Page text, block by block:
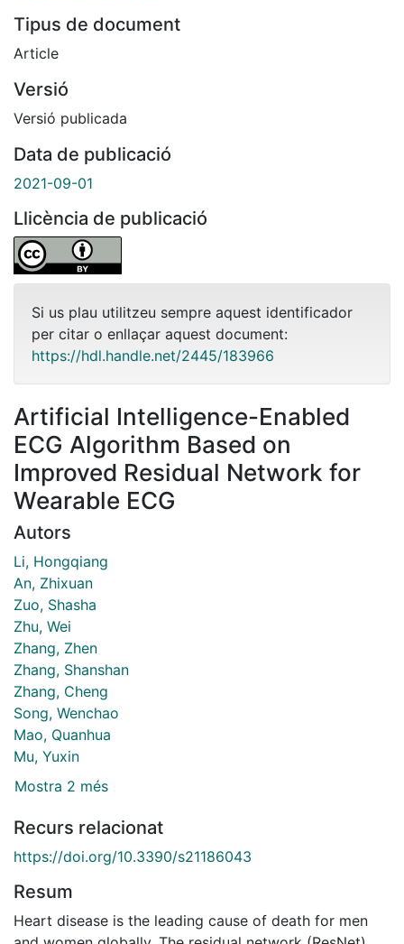
Tipus de document
Article
Versió
Versió publicada
Data de publicació
2021-09-01
Llicència de publicació
Si us plau utilitzeu sempre aquest identificador
per citar o enllaçar aquest document:
https://hdl.handle.net/2445/183966
Artificial Intelligence-Enabled
ECG Algorithm Based on
Improved Residual Network for
Wearable ECG
Autors
Li, Hongqiang
An, Zhixuan
Zuo, Shasha
Zhu, Wei
Zhang, Zhen
Zhang, Shanshan
Zhang, Cheng
Song, Wenchao
Mao, Quanhua
Mu, Yuxin
Mostra 2 més
Recurs relacionat
https://doi.org/10.3390/s21186043
Resum
Heart disease is the leading cause of death for men